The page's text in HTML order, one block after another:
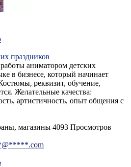
праздников
аниматором детских
в бизнесе, который начинает
реквизит, обучение,
Желательные качества:
артистичность, опыт общения с
магазины 4093 Просмотров